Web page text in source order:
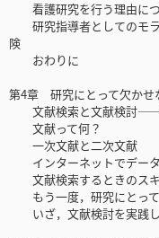
看護研究を行う理由につ
研究指導者としてのモ
険
おわりに
第4章 研究にとって欠かせ
文献検索と文献検討――
文献って何？
一次文献と二次文献
インターネットでデータ
文献検索するときのスキ
もう一度，研究にとって
いざ，文献検討を実践し